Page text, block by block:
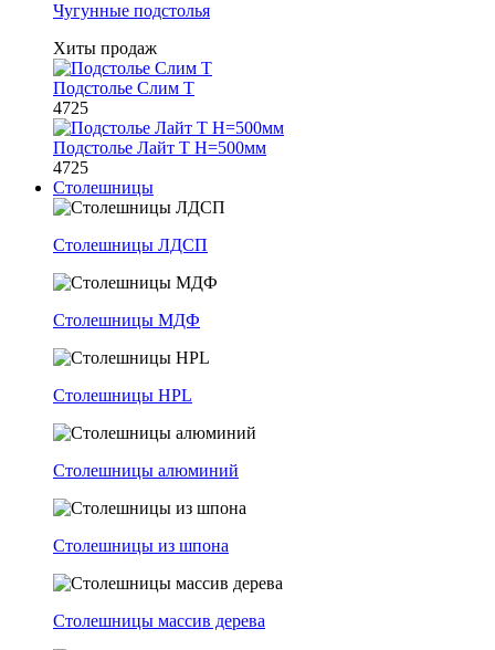
Чугунные подстолья
Хиты продаж
Подстолье Слим Т
4725
Подстолье Лайт Т H=500мм
4725
Столешницы
Столешницы ЛДСП
Столешницы МДФ
Столешницы HPL
Столешницы алюминий
Столешницы из шпона
Столешницы массив дерева